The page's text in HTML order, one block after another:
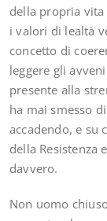
della propria
i valori di lealtà
concetto di
leggere gli
presente alla
ha mai smesso
accadendo, e su
della Resistenza
davvero.
Non uomo